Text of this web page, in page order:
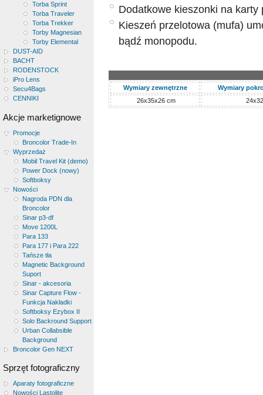
Torba Sprint
Torba Traveler
Torba Trekker
Torby Magnesian
Torby Elemental
DUST-AID
BACHT
RODENSTOCK
iPro Lens
Secu4Bags
CENNIKI
Akcje marketignowe
Promocje
Broncolor Trade-In
Wyprzedaż
Mobil Travel Kit (demo)
Power Dock (nowy)
Softboksy
Nowości
Nagroda PDN dla
Broncolor
Sinar p3-df
Move 1200L
Para 133
Para 177 i Para 222
Tańsze tła
Magnetic Background
Suport
Sinar - akcesoria
Sinar Capture Flow -
Funkcja Nakładki
Softboksy Ezybox II
Solo Backround Support
Urban Collabsible
Background
Broncolor Gen NEXT
Sprzęt fotograficzny
Aparaty fotograficzne
Nowości Lastolite
Dodatkowe kieszonki na
Kieszeń przelotowa (mufa)
bądź monopodu.
Wymiary zewnętrzne
Wymiary
26x35x26 cm